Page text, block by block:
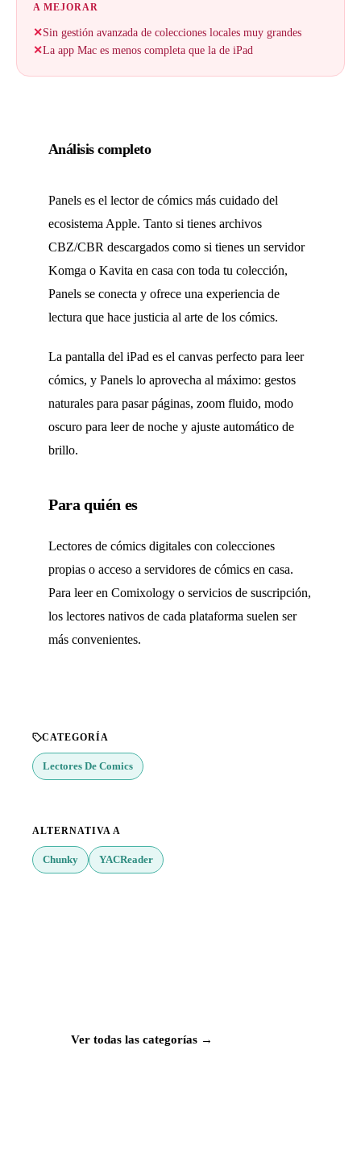
A MEJORAR
✕Sin gestión avanzada de colecciones locales muy grandes
✕La app Mac es menos completa que la de iPad
Análisis completo
Panels es el lector de cómics más cuidado del
ecosistema Apple. Tanto si tienes archivos
CBZ/CBR descargados como si tienes un servidor
Komga o Kavita en casa con toda tu colección,
Panels se conecta y ofrece una experiencia de
lectura que hace justicia al arte de los cómics.
La pantalla del iPad es el canvas perfecto para leer
cómics, y Panels lo aprovecha al máximo: gestos
naturales para pasar páginas, zoom fluido, modo
oscuro para leer de noche y ajuste automático de
brillo.
Para quién es
Lectores de cómics digitales con colecciones
propias o acceso a servidores de cómics en casa.
Para leer en Comixology o servicios de suscripción,
los lectores nativos de cada plataforma suelen ser
más convenientes.
CATEGORÍA
Lectores De Comics
ALTERNATIVA A
Chunky YACReader
Ver todas las categorías →